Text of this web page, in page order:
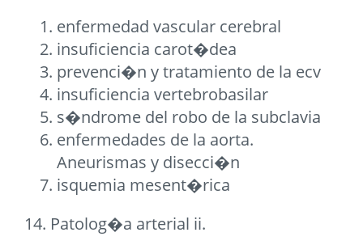
enfermedad vascular cerebral
insuficiencia carot�dea
prevenci�n y tratamiento de la ecv
insuficiencia vertebrobasilar
s�ndrome del robo de la subclavia
enfermedades de la aorta.
Aneurismas y disecci�n
isquemia mesent�rica
14. Patolog�a arterial ii.